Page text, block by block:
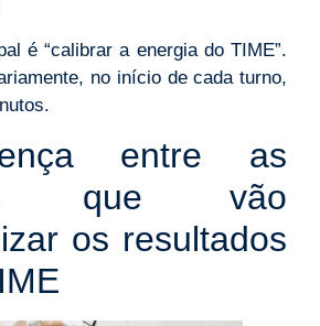
é “calibrar a energia do TIME”.
no início de cada turno,
entre as
que vão
os resultados